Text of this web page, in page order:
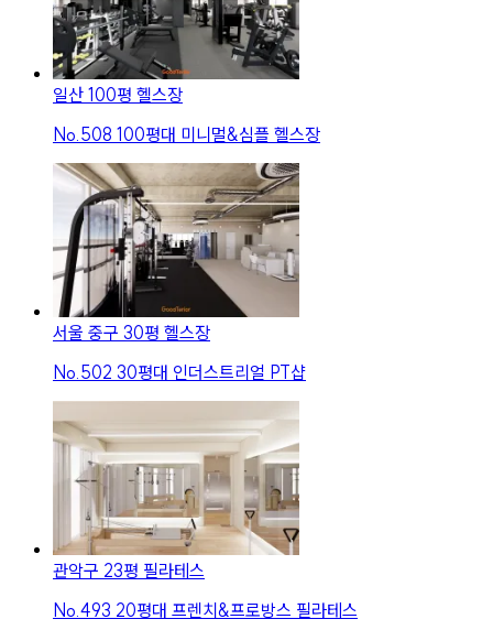
일산 100평 헬스장
No. 508 100평대 미니멀&심플 헬스장
서울 중구 30평 헬스장
No. 502 30평대 인더스트리얼 PT샵
관악구 23평 필라테스
No. 493 20평대 프렌치&프로방스 필라테스